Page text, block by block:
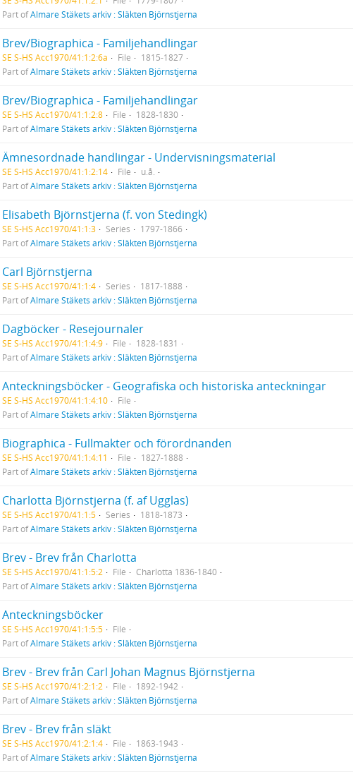
Part ofAlmare Stäkets arkiv : Släkten Björnstjerna
Brev/Biographica - Familjehandlingar
SE S-HS Acc1970/41:1:2:6a File
1815-1827
Part ofAlmare Stäkets arkiv : Släkten Björnstjerna
Brev/Biographica - Familjehandlingar
SE S-HS Acc1970/41:1:2:8 File
1828-1830
Part ofAlmare Stäkets arkiv : Släkten Björnstjerna
Ämnesordnade handlingar - Undervisningsmaterial
SE S-HS Acc1970/41:1:2:14 File
u.å.
Part ofAlmare Stäkets arkiv : Släkten Björnstjerna
Elisabeth Björnstjerna (f. von Stedingk)
SE S-HS Acc1970/41:1:3 Series
1797-1866
Part ofAlmare Stäkets arkiv : Släkten Björnstjerna
Carl Björnstjerna
SE S-HS Acc1970/41:1:4 Series
1817-1888
Part ofAlmare Stäkets arkiv : Släkten Björnstjerna
Dagböcker - Resejournaler
SE S-HS Acc1970/41:1:4:9 File
1828-1831
Part ofAlmare Stäkets arkiv : Släkten Björnstjerna
Anteckningsböcker - Geografiska och historiska anteckningar
SE S-HS Acc1970/41:1:4:10
File
Part ofAlmare Stäkets arkiv : Släkten Björnstjerna
Biographica - Fullmakter och förordnanden
SE S-HS Acc1970/41:1:4:11 File
1827-1888
Part ofAlmare Stäkets arkiv : Släkten Björnstjerna
Charlotta Björnstjerna (f. af Ugglas)
SE S-HS Acc1970/41:1:5 Series
1818-1873
Part ofAlmare Stäkets arkiv : Släkten Björnstjerna
Brev - Brev från Charlotta
SE S-HS Acc1970/41:1:5:2 File
Charlotta 1836-1840
Part ofAlmare Stäkets arkiv : Släkten Björnstjerna
Anteckningsböcker
SE S-HS Acc1970/41:1:5:5
File
Part ofAlmare Stäkets arkiv : Släkten Björnstjerna
Brev - Brev från Carl Johan Magnus Björnstjerna
SE S-HS Acc1970/41:2:1:2 File
1892-1942
Part ofAlmare Stäkets arkiv : Släkten Björnstjerna
Brev - Brev från släkt
SE S-HS Acc1970/41:2:1:4 File
1863-1943
Part ofAlmare Stäkets arkiv : Släkten Björnstjerna